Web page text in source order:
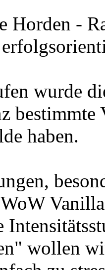
Horden -
wurde
haben.
wollen